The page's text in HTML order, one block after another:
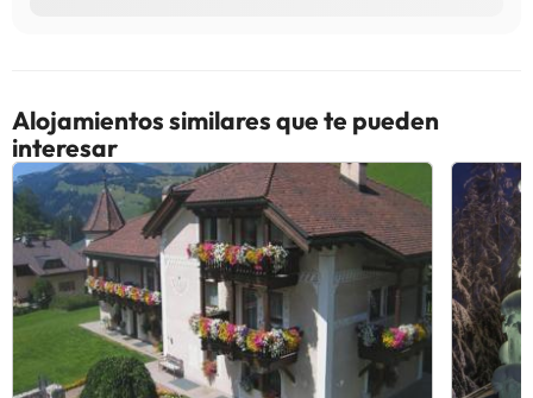
Alojamientos similares que te pueden
interesar